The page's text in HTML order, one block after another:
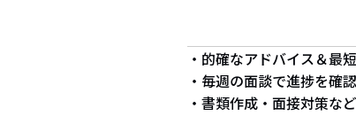
・的確なアドバイス＆最
・毎週の面談で進捗を確
・書類作成・面接対策な